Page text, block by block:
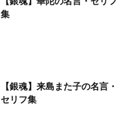
集
【銀魂】来島また子の名言・
セリフ集